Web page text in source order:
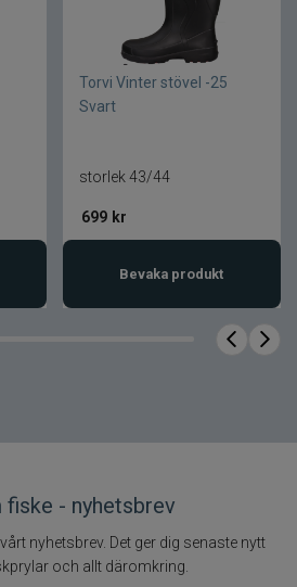
anpassad för
foder
temperaturreglerande
liner
Syntet & gummi
Torvi Vinter stövel -25
Svart
storlek 43/44
699 kr
Bevaka produkt
- nyhetsbrev
nyhetsbrev. Det ger dig senaste nytt
och allt däromkring.